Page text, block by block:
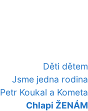
Děti dětem
Jsme jedna rodina
Petr Koukal a Kometa
Chlapi ŽENÁM